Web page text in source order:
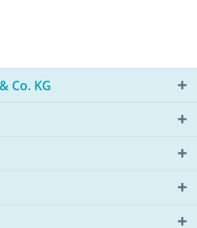
Co. KG